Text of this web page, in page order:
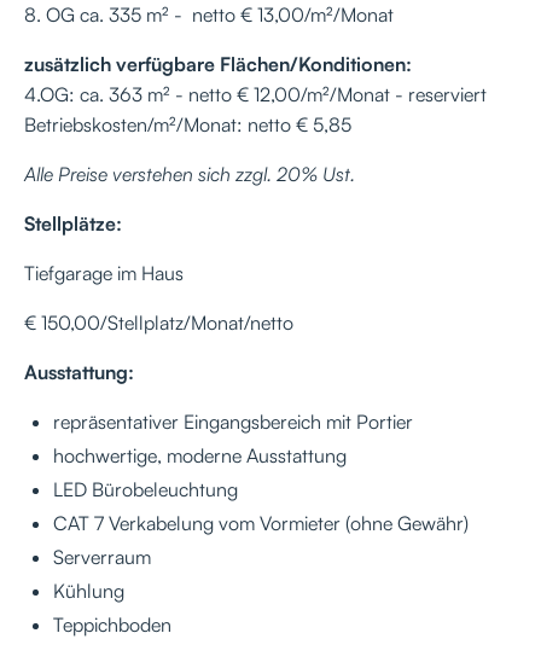
8. OG ca. 335 m² - netto € 13,00/m²/Monat
zusätzlich verfügbare Flächen/Konditionen:
4.OG: ca. 363 m² - netto € 12,00/m²/Monat - reserviert
Betriebskosten/m²/Monat: netto € 5,85
Alle Preise verstehen sich zzgl. 20% Ust.
Stellplätze:
Tiefgarage im Haus
€ 150,00/Stellplatz/Monat/netto
Ausstattung:
repräsentativer Eingangsbereich mit Portier
hochwertige, moderne Ausstattung
LED Bürobeleuchtung
CAT 7 Verkabelung vom Vormieter (ohne Gewähr)
Serverraum
Kühlung
Teppichboden